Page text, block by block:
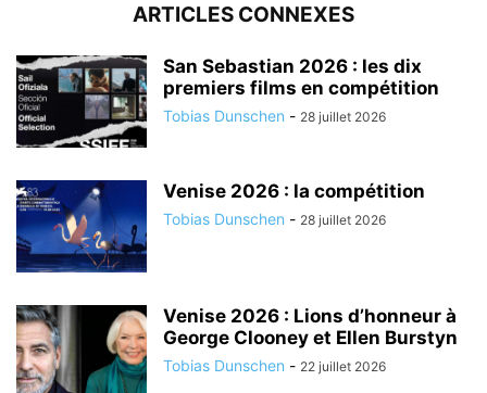
ARTICLES CONNEXES
San Sebastian 2026 : les dix
premiers films en compétition
Tobias Dunschen - 28 juillet 2026
Venise 2026 : la compétition
Tobias Dunschen - 28 juillet 2026
Venise 2026 : Lions d’honneur à
George Clooney et Ellen Burstyn
Tobias Dunschen - 22 juillet 2026